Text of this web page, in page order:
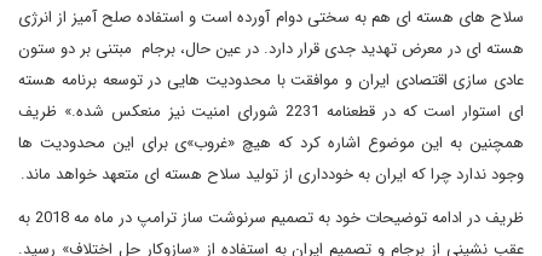
سلاح های هسته ای هم به سختی دوام آورده است و استفاده صلح آمیز از انرژی
هسته ای در معرض تهدید جدی قرار دارد. در عین حال، برجام مبتنی بر دو ستون
عادی سازی اقتصادی ایران و موافقت با محدودیت هایی در توسعه برنامه هسته
ای استوار است که در قطعنامه 2231 شورای امنیت نیز منعکس شده.» ظریف
همچنین به این موضوع اشاره کرد که هیچ «غروب»ی برای این محدودیت ها
وجود ندارد چرا که ایران به خودداری از تولید سلاح هسته ای متعهد خواهد ماند.
ظریف در ادامه توضیحات خود به تصمیم سرنوشت ساز ترامپ در ماه مه 2018 به
عقب نشینی از برجام و تصمیم ایران به استفاده از «سازوکار حل اختلاف» رسید.